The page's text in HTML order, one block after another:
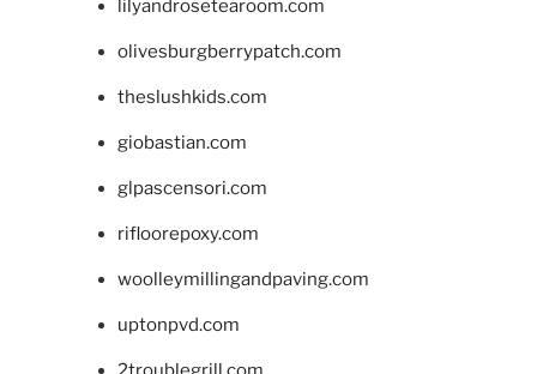
lilyandrosetearoom.com
olivesburgberrypatch.com
theslushkids.com
giobastian.com
glpascensori.com
rifloorepoxy.com
woolleymillingandpaving.com
uptonpvd.com